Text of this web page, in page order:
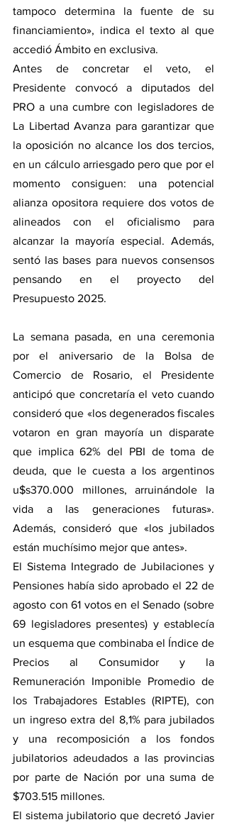
tampoco determina la fuente de su
financiamiento», indica el texto al que
accedió Ámbito en exclusiva.
Antes de concretar el veto, el
Presidente convocó a diputados del
PRO a una cumbre con legisladores de
La Libertad Avanza para garantizar que
la oposición no alcance los dos tercios,
en un cálculo arriesgado pero que por el
momento consiguen: una potencial
alianza opositora requiere dos votos de
alineados con el oficialismo para
alcanzar la mayoría especial. Además,
sentó las bases para nuevos consensos
pensando en el proyecto del
Presupuesto 2025.
La semana pasada, en una ceremonia
por el aniversario de la Bolsa de
Comercio de Rosario, el Presidente
anticipó que concretaría el veto cuando
consideró que «los degenerados fiscales
votaron en gran mayoría un disparate
que implica 62% del PBI de toma de
deuda, que le cuesta a los argentinos
u$s370.000 millones, arruinándole la
vida a las generaciones futuras».
Además, consideró que «los jubilados
están muchísimo mejor que antes».
El Sistema Integrado de Jubilaciones y
Pensiones había sido aprobado el 22 de
agosto con 61 votos en el Senado (sobre
69 legisladores presentes) y establecía
un esquema que combinaba el Índice de
Precios al Consumidor y la
Remuneración Imponible Promedio de
los Trabajadores Estables (RIPTE), con
un ingreso extra del 8,1% para jubilados
y una recomposición a los fondos
jubilatorios adeudados a las provincias
por parte de Nación por una suma de
$703.515 millones.
El sistema jubilatorio que decretó Javier